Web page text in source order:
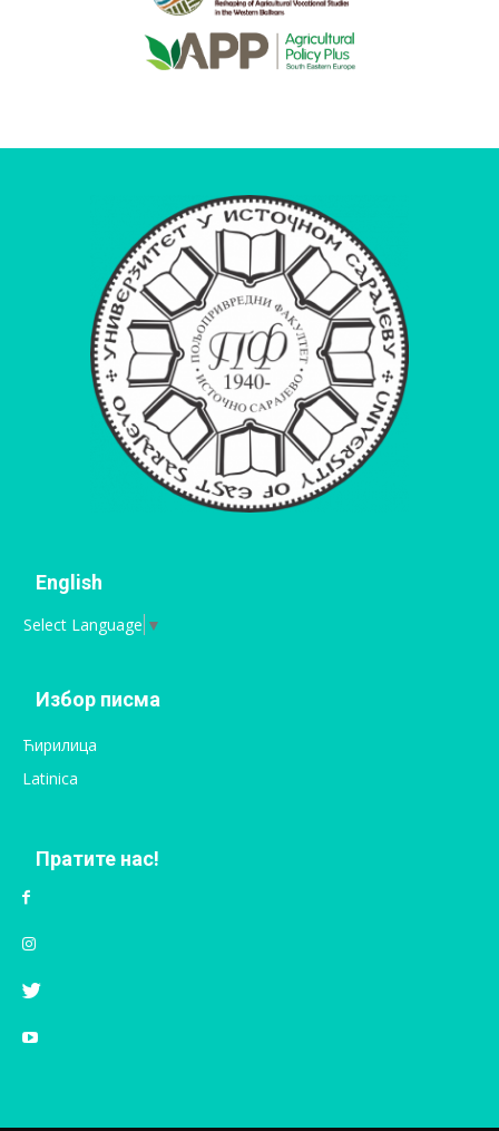
English
Select Language ▼
Избор писма
Ћирилица
Latinica
Пратите нас!